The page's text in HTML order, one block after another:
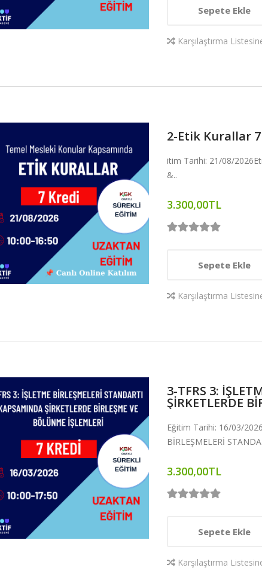
Sepete Ekle
Karşılaştırma
2-Etik Kurallar
itim Tarihi: 21/08/
&..
3.300,00TL
Sepete Ekle
Karşılaştırma
3-TFRS 3:
ŞİRKETLERDE
Eğitim Tarihi: 16/03/
BİRLEŞMELERİ
3.300,00TL
Sepete Ekle
Karşılaştırma